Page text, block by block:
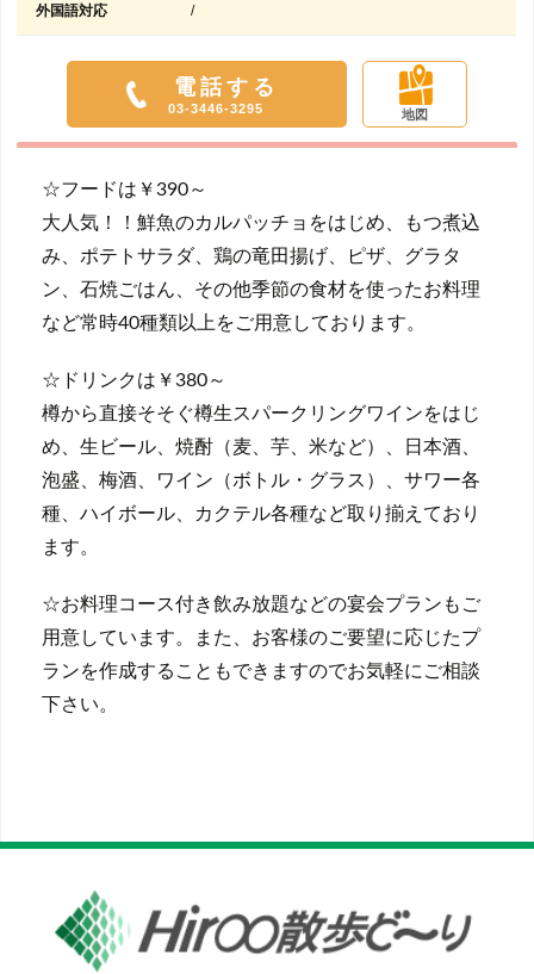
外国語対応 /
電話する
03-3446-3295 地図
☆フードは￥390～
大人気！！鮮魚のカルパッチョをはじめ、もつ煮込
み、ポテトサラダ、鶏の竜田揚げ、ピザ、グラタ
ン、石焼ごはん、その他季節の食材を使ったお料理
など常時40種類以上をご用意しております。
☆ドリンクは￥380～
樽から直接そそぐ樽生スパークリングワインをはじ
め、生ビール、焼酎（麦、芋、米など）、日本酒、
泡盛、梅酒、ワイン（ボトル・グラス）、サワー各
種、ハイボール、カクテル各種など取り揃えており
ます。
☆お料理コース付き飲み放題などの宴会プランもご
用意しています。また、お客様のご要望に応じたプ
ランを作成することもできますのでお気軽にご相談
下さい。